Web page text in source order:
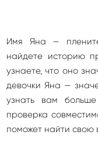
Имя Яна —
найдете историю
узнаете, что оно
девочки Яна —
узнать вам
проверка
поможет найти свою